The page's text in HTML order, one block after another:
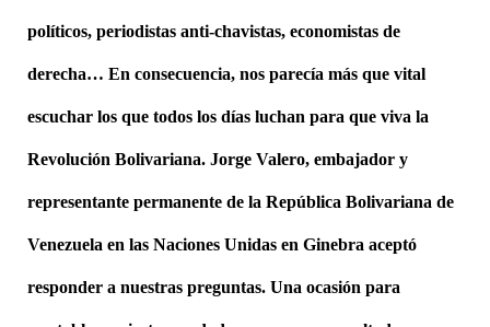
políticos, periodistas anti-chavistas, economistas de
derecha… En consecuencia, nos parecía más que vital
escuchar los que todos los días luchan para que viva la
Revolución Bolivariana. Jorge Valero, embajador y
representante permanente de la República Bolivariana de
Venezuela en las Naciones Unidas en Ginebra aceptó
responder a nuestras preguntas. Una ocasión para